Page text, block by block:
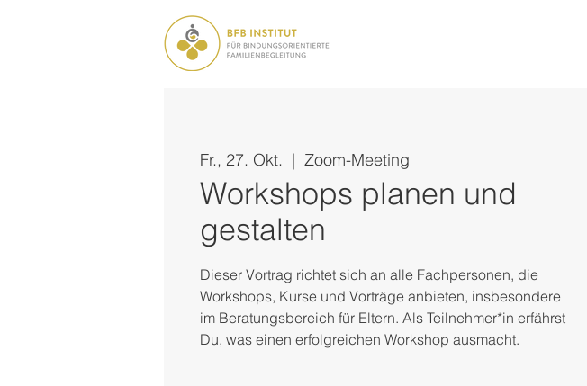
Fr., 27. Okt.
  |
Zoom-Meeting
Workshops planen und
gestalten
Dieser Vortrag richtet sich an alle Fachpersonen, die
Workshops, Kurse und Vorträge anbieten, insbesondere
im Beratungsbereich für Eltern. Als Teilnehmer*in erfährst
Du, was einen erfolgreichen Workshop ausmacht.